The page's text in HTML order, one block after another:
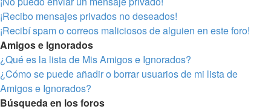
¡Recibo mensajes privados no deseados!
¡Recibí spam o correos maliciosos de alguien en este foro!
Amigos e Ignorados
¿Qué es la lista de Mis Amigos e Ignorados?
¿Cómo se puede añadir o borrar usuarios de mi lista de
Amigos e Ignorados?
Búsqueda en los foros